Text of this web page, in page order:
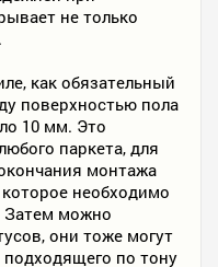
не только
как обязательный
поверхностью пола
10 мм. Это
паркета, для
монтажа
необходимо
Затем можно
они тоже могут
подходящего по тону